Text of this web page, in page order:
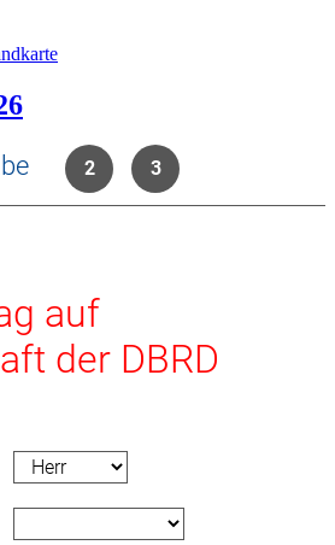
2 3
auf
der DBRD